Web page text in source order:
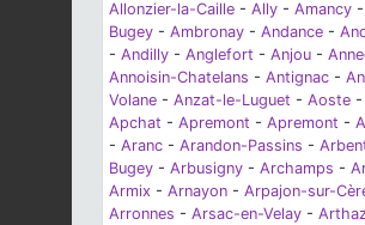
Allonzier-la-Caille - Ally - Amancy -
Bugey - Ambronay - Andance -
- Andilly - Anglefort - Anjou -
Annoisin-Chatelans - Antignac -
Volane - Anzat-le-Luguet - Aoste -
Apchat - Apremont - Apremont -
- Aranc - Arandon-Passins -
Bugey - Arbusigny - Archamps -
Armix - Arnayon - Arpajon-sur-
Arronnes - Arsac-en-Velay -